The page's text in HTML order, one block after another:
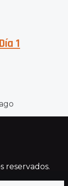
1
reservados.